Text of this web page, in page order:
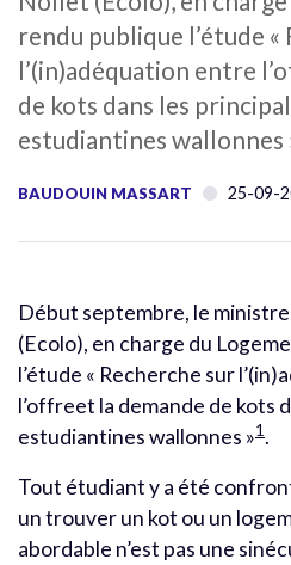
rendu publique l’étude
l’(in)adéquation entre
de kots dans les
estudiantines wallonnes
BAUDOUIN MASSART 25-09-
Début septembre, le
(Ecolo), en charge du
l’étude « Recherche sur
l’offreet la demande de kots
estudiantines wallonnes »1.
Tout étudiant y a été
un trouver un kot ou un
abordable n’est pas une